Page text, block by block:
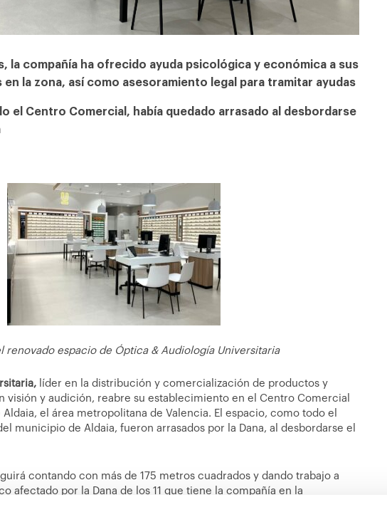
la compañía ha ofrecido ayuda psicológica y económica a sus
la zona, así como asesoramiento legal para tramitar ayudas
el Centro Comercial, había quedado arrasado al desbordarse
renovado espacio de Óptica & Audiología Universitaria
líder en la distribución y comercialización de productos y
visión y audición, reabre su establecimiento en el Centro Comercial
el área metropolitana de Valencia. El espacio, como todo el
municipio de Aldaia, fueron arrasados por la Dana, al desbordarse el
contando con más de 175 metros cuadrados y dando trabajo a
afectado por la Dana de los 11 que tiene la compañía en la